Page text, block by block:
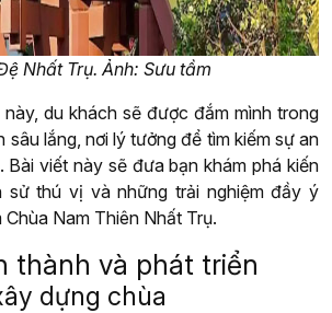
Nhất Trụ. Ảnh: Sưu tầm
du khách sẽ được đắm mình trong
sâu lắng, nơi lý tưởng để tìm kiếm sự an
Bài viết này sẽ đưa bạn khám phá kiến
thú vị và những trải nghiệm đầy ý
Nam Thiên Nhất Trụ.
thành và phát triển
dựng chùa